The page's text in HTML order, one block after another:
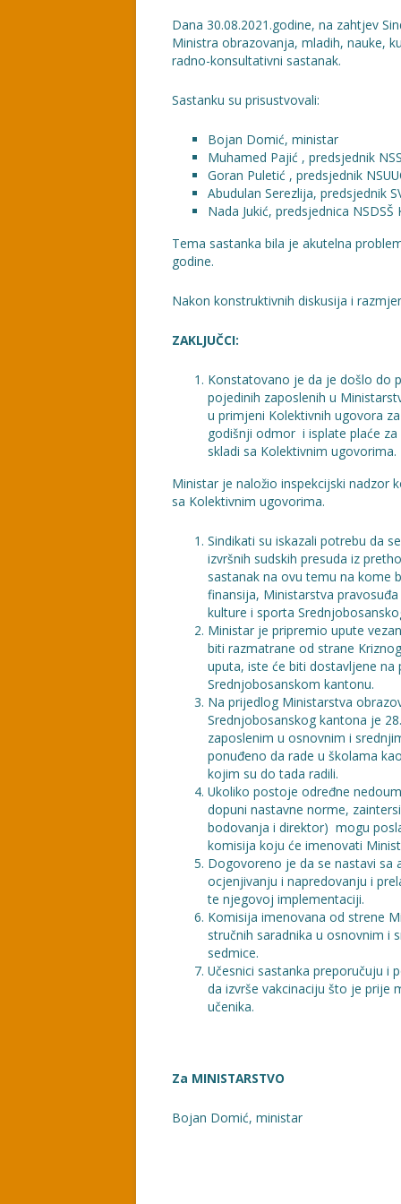
Dana 30.08.2021.godine, na zahtjev
Ministra obrazovanja, mladih, nauke,
radno-konsultativni sastanak.
Sastanku su prisustvovali:
Bojan Domić, ministar
Muhamed Pajić , predsjednik
Goran Puletić , predsjednik
Abudulan Serezlija, predsjednik
Nada Jukić, predsjednica NSDSŠ
Tema sastanka bila je akutelna
godine.
Nakon konstruktivnih diskusija i
ZAKLJUČCI:
Konstatovano je da je došlo do
pojedinih zaposlenih u
u primjeni Kolektivnih ugovora
godišnji odmor i isplate plaće
skladi sa Kolektivnim ugovorima.
Ministar je naložio inspekcijski nadzor
sa Kolektivnim ugovorima.
Sindikati su iskazali potrebu da
izvršnih sudskih presuda iz
sastanak na ovu temu na kome
finansija, Ministarstva
kulture i sporta
Ministar je pripremio upute
biti razmatrane od strane
uputa, iste će biti dostavljene
Srednjobosanskom kantonu.
Na prijedlog Ministarstva
Srednjobosanskog kantona je
zaposlenim u osnovnim i
ponuđeno da rade u školama
kojim su do tada radili.
Ukoliko postoje određne
dopuni nastavne norme,
bodovanja i direktor) mogu
komisija koju će imenovati
Dogovoreno je da se nastavi sa
ocjenjivanju i napredovanju i
te njegovoj implementaciji.
Komisija imenovana od strene
stručnih saradnika u osnovnim i
sedmice.
Učesnici sastanka preporučuju i
da izvrše vakcinaciju što je prije
učenika.
Za MINISTARSTVO Za
Bojan Domić, ministar
Goran Puletić,